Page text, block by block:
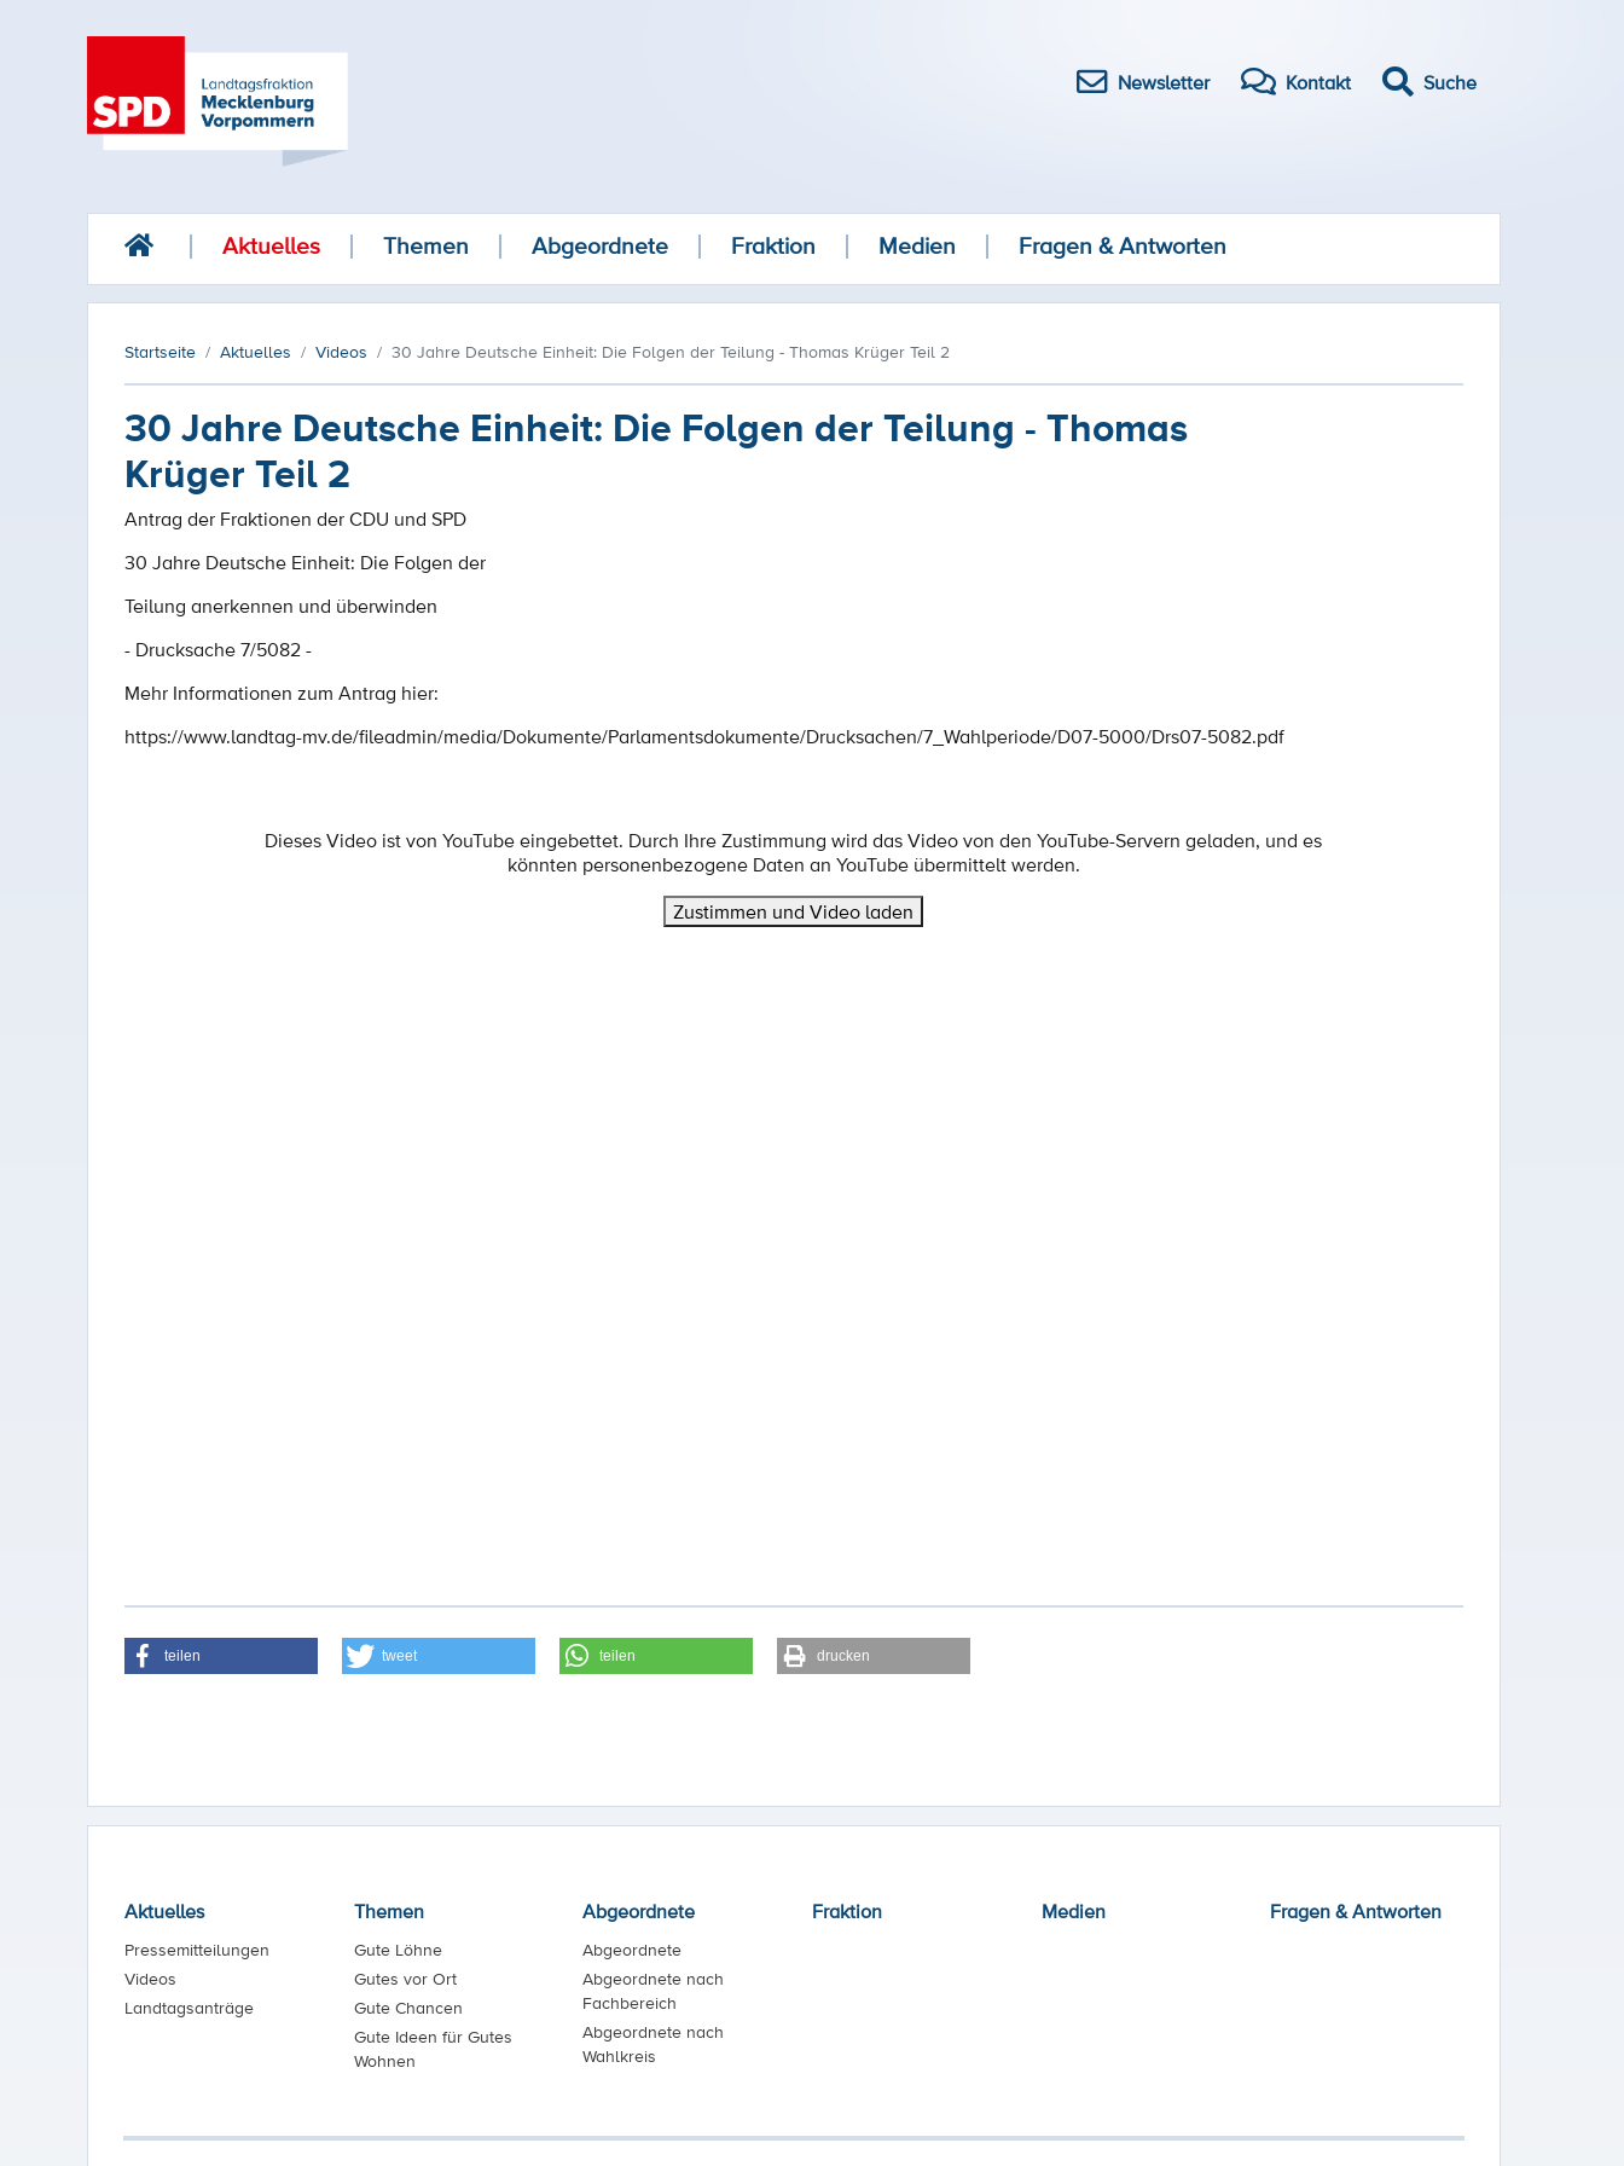
Newsletter Kontakt Suche
Aktuelles Themen Abgeordnete Fraktion Medien Fragen & Antworten
Startseite Aktuelles Videos 30 Jahre Deutsche Einheit: Die Folgen der Teilung - Thomas Krüger Teil 2
30 Jahre Deutsche Einheit: Die Folgen der Teilung - Thomas
Krüger Teil 2
Antrag der Fraktionen der CDU und SPD
30 Jahre Deutsche Einheit: Die Folgen der
Teilung anerkennen und überwinden
- Drucksache 7/5082 -
Mehr Informationen zum Antrag hier:
https://www.landtag-mv.de/fileadmin/media/Dokumente/Parlamentsdokumente/Drucksachen/7_Wahlperiode/D07-5000/Drs07-5082.pdf
Dieses Video ist von YouTube eingebettet. Durch Ihre Zustimmung wird das Video von den YouTube-Servern geladen, und es
könnten personenbezogene Daten an YouTube übermittelt werden.
Zustimmen und Video laden
teilen tweet teilen drucken
Aktuelles
Pressemitteilungen
Videos
Landtagsanträge
Themen
Gute Löhne
Gutes vor Ort
Gute Chancen
Gute Ideen für Gutes
Wohnen
Abgeordnete
Abgeordnete
Abgeordnete nach
Fachbereich
Abgeordnete nach
Wahlkreis
Fraktion Medien Fragen & Antworten